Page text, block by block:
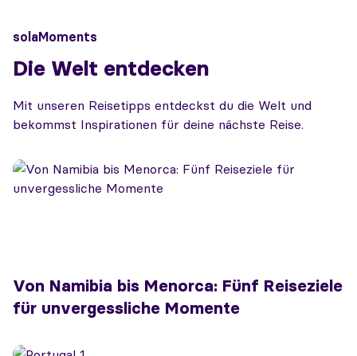
solaMoments
Die Welt entdecken
Mit unseren Reisetipps entdeckst du die Welt und
bekommst Inspirationen für deine nächste Reise.
Von Namibia bis Menorca: Fünf Reiseziele
für unvergessliche Momente